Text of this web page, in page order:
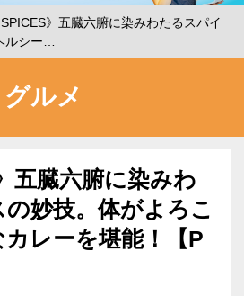
》五臓六腑に染みわたるスパイ
ルシー…
グルメ
五臓六腑に染みわ
妙技。体がよろこ
レーを堪能！【P